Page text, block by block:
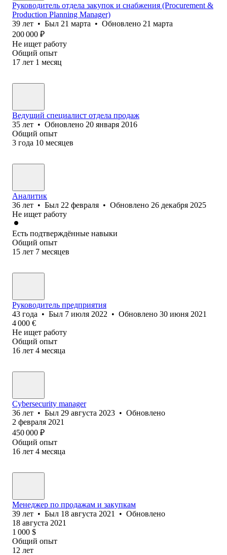
Руководитель отдела закупок и снабжения (Procurement &
Production Planning Manager)
39 лет • Был 21 марта • Обновлено 21 марта
200 000 ₽
Не ищет работу
Общий опыт
17 лет 1 месяц
Ведущий специалист отдела продаж
35 лет • Обновлено 20 января 2016
Общий опыт
3 года 10 месяцев
Аналитик
36 лет • Был 22 февраля • Обновлено 26 декабря 2025
Не ищет работу
Есть подтверждённые навыки
Общий опыт
15 лет 7 месяцев
Руководитель предприятия
43 года • Был 7 июля 2022 • Обновлено 30 июня 2021
4 000 €
Не ищет работу
Общий опыт
16 лет 4 месяца
Cybersecurity manager
36 лет • Был 29 августа 2023 • Обновлено
2 февраля 2021
450 000 ₽
Общий опыт
16 лет 4 месяца
Менеджер по продажам и закупкам
39 лет • Был 18 августа 2021 • Обновлено
18 августа 2021
1 000 $
Общий опыт
12 лет